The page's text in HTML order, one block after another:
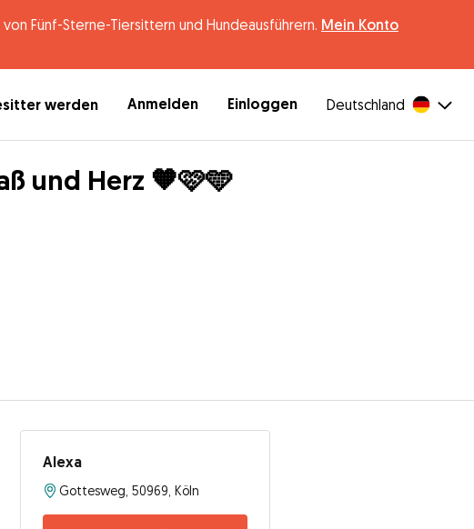
Fünf-Sterne-Tiersittern und Hundeausführern. Mein Konto
werden Anmelden Einloggen Deutschland
und Herz 🧡🩷🩵
Alexa
Gottesweg, 50969, Köln